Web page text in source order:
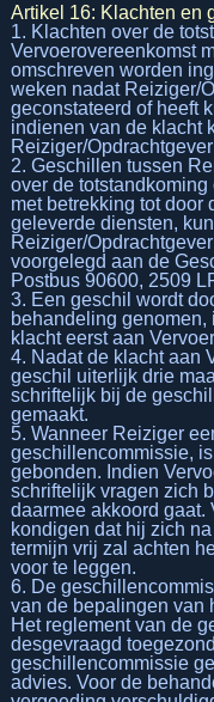
Artikel 16: Klachten en
1. Klachten over de
Vervoerovereenkomst
omschreven worden
weken nadat Reiziger/
geconstateerd of heeft
indienen van de klacht
Reiziger/
2. Geschillen tussen
over de
met betrekking tot door
geleverde diensten,
Reiziger/
voorgelegd aan de
Postbus 90600, 2509
3. Een geschil wordt
behandeling
klacht eerst aan
4. Nadat de klacht aan
geschil uiterlijk drie
schriftelijk bij de
gemaakt.
5. Wanneer Reiziger
geschillencommissie,
gebonden. Indien
schriftelijk vragen zich
daarmee akkoord gaat.
kondigen dat hij zich
termijn vrij zal achten
voor te leggen.
6. De
van de bepalingen van
Het reglement van de
desgevraagd
geschillencommissie
advies. Voor de